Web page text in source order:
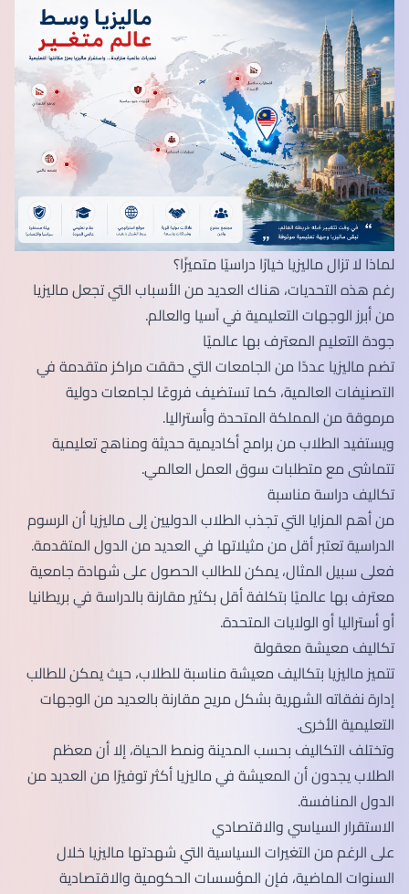
لماذا لا تزال ماليزيا خيارًا دراسيًا متميزًا؟
رغم هذه التحديات، هناك العديد من الأسباب التي تجعل ماليزيا
من أبرز الوجهات التعليمية في آسيا والعالم.
جودة التعليم المعترف بها عالميًا
تضم ماليزيا عددًا من الجامعات التي حققت مراكز متقدمة في
التصنيفات العالمية، كما تستضيف فروعًا لجامعات دولية
مرموقة من المملكة المتحدة وأستراليا.
ويستفيد الطلاب من برامج أكاديمية حديثة ومناهج تعليمية
تتماشى مع متطلبات سوق العمل العالمي.
تكاليف دراسة مناسبة
من أهم المزايا التي تجذب الطلاب الدوليين إلى ماليزيا أن الرسوم
الدراسية تعتبر أقل من مثيلاتها في العديد من الدول المتقدمة.
فعلى سبيل المثال، يمكن للطالب الحصول على شهادة جامعية
معترف بها عالميًا بتكلفة أقل بكثير مقارنة بالدراسة في بريطانيا
أو أستراليا أو الولايات المتحدة.
تكاليف معيشة معقولة
تتميز ماليزيا بتكاليف معيشة مناسبة للطلاب، حيث يمكن للطالب
إدارة نفقاته الشهرية بشكل مريح مقارنة بالعديد من الوجهات
التعليمية الأخرى.
وتختلف التكاليف بحسب المدينة ونمط الحياة، إلا أن معظم
الطلاب يجدون أن المعيشة في ماليزيا أكثر توفيرًا من العديد من
الدول المنافسة.
الاستقرار السياسي والاقتصادي
على الرغم من التغيرات السياسية التي شهدتها ماليزيا خلال
السنوات الماضية، فإن المؤسسات الحكومية والاقتصادية